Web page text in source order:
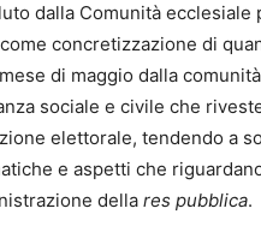
dalla Comunità ecclesiale
concretizzazione di
di maggio dalla
sociale e civile che
elettorale, tendendo a
e aspetti che
della res pubblica.